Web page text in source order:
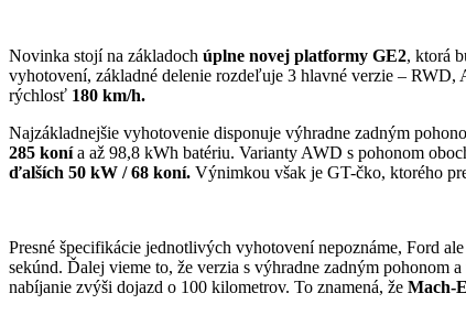
Novinka stojí na základoch úplne novej platformy GE2, ktorá
vyhotovení, základné delenie rozdeľuje 3 hlavné verzie –
rýchlosť 180 km/h.
Najzákladnejšie vyhotovenie disponuje výhradne zadným
285 konía až 98,8 kWh batériu. Varianty AWD s pohonom
ďalších 50 kW / 68 koní. Výnimkou však je GT-čko, ktorého
Presné špecifikácie jednotlivých vyhotovení nepoznáme, Ford
sekúnd. Ďalej vieme to, že verzia s výhradne zadným pohonom
nabíjanie zvýši dojazd o 100 kilometrov. To znamená, že Mach-